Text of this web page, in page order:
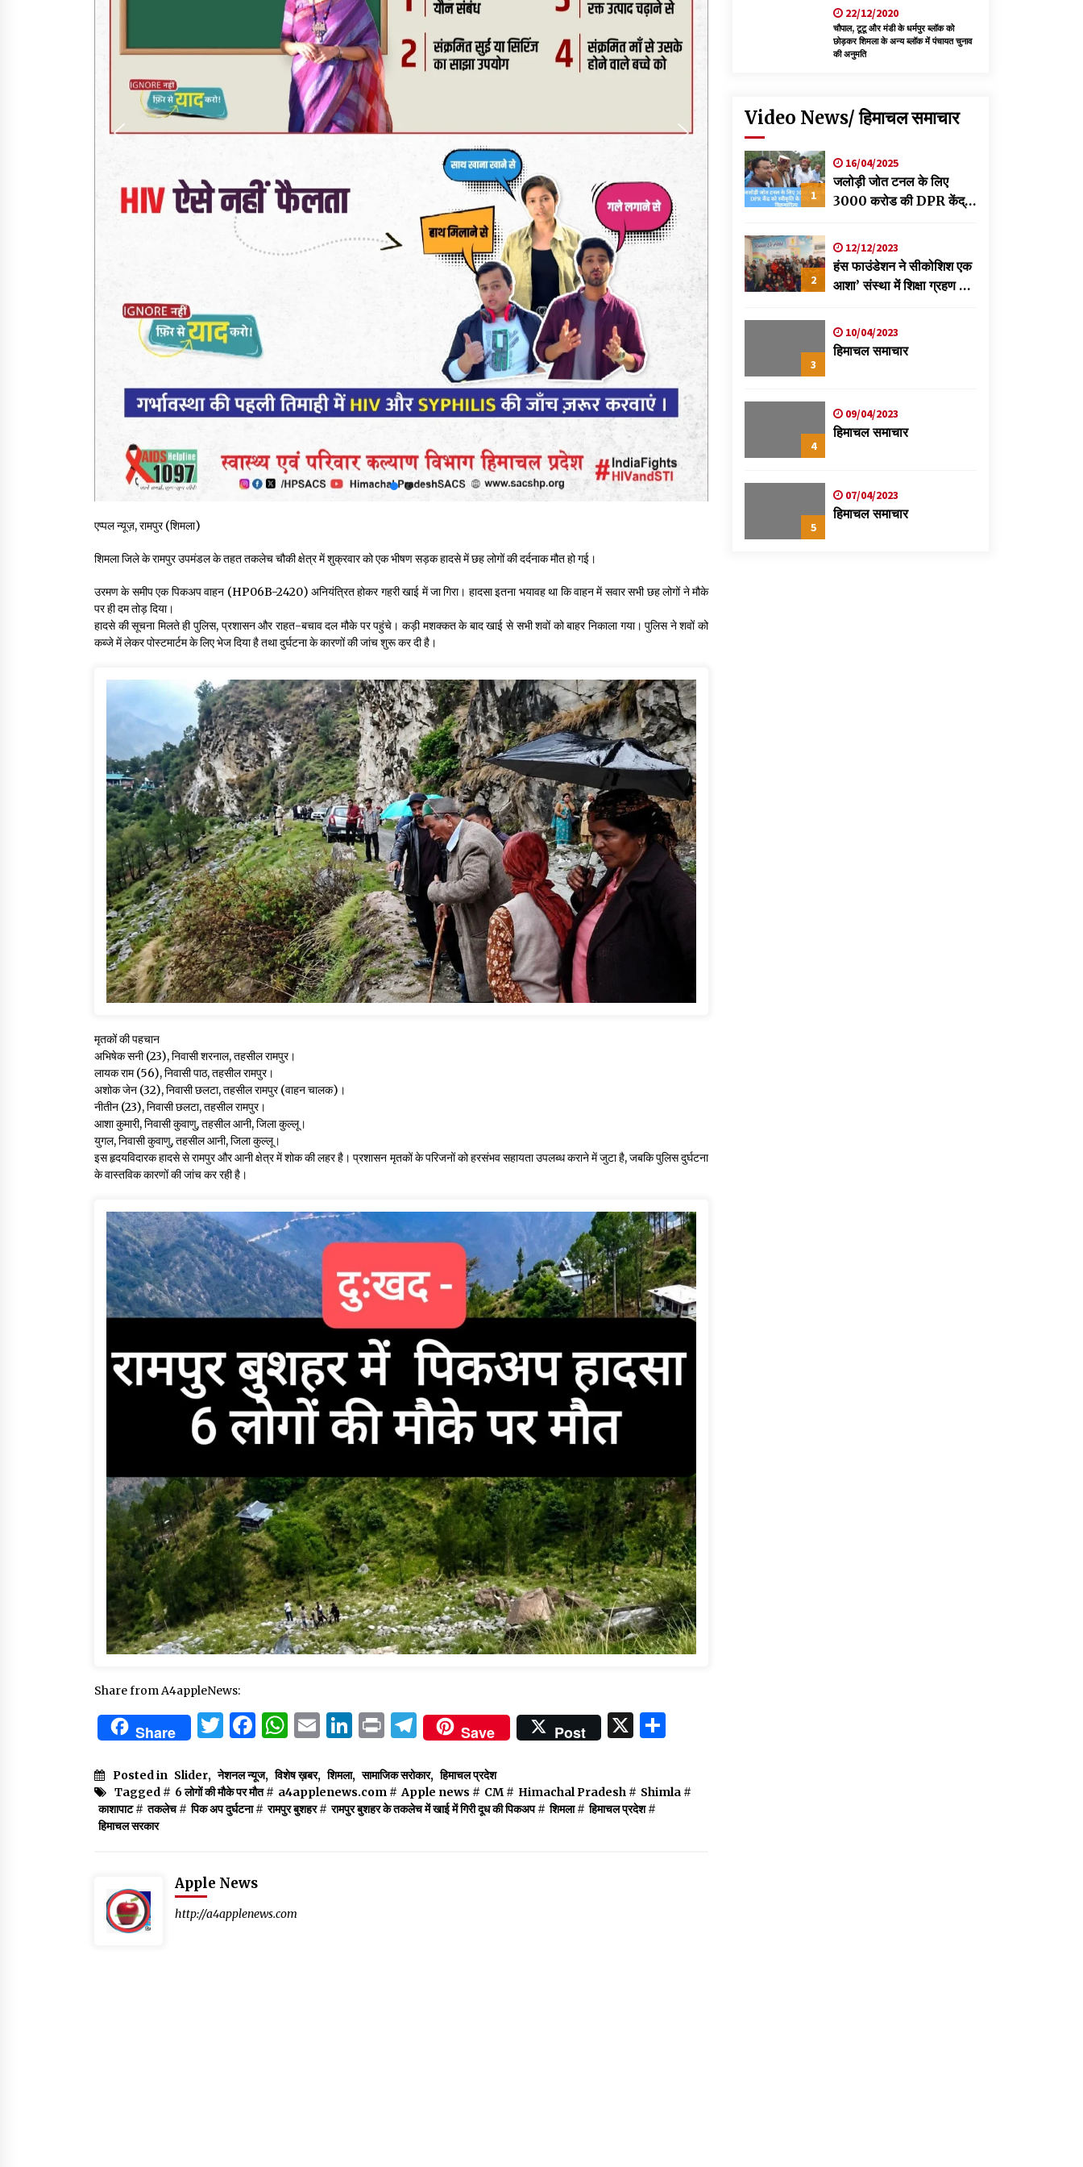
एप्पल न्यूज़, रामपुर (शिमला)
शिमला जिले के रामपुर उपमंडल के तहत तकलेच चौकी क्षेत्र में शुक्रवार को एक भीषण सड़क हादसे में छह लोगों की दर्दनाक मौत हो गई।
उरमण के समीप एक पिकअप वाहन (HP06B-2420) अनियंत्रित होकर गहरी खाई में जा गिरा। हादसा इतना भयावह था कि वाहन में सवार सभी छह लोगों ने मौके
पर ही दम तोड़ दिया।
हादसे की सूचना मिलते ही पुलिस, प्रशासन और राहत-बचाव दल मौके पर पहुंचे। कड़ी मशक्कत के बाद खाई से सभी शवों को बाहर निकाला गया। पुलिस ने शवों को
कब्जे में लेकर पोस्टमार्टम के लिए भेज दिया है तथा दुर्घटना के कारणों की जांच शुरू कर दी है।
मृतकों की पहचान
अभिषेक सनी (23), निवासी शरनाल, तहसील रामपुर।
लायक राम (56), निवासी पाठ, तहसील रामपुर।
अशोक जेन (32), निवासी छलटा, तहसील रामपुर (वाहन चालक)।
नीतीन (23), निवासी छलटा, तहसील रामपुर।
आशा कुमारी, निवासी कुवाणु, तहसील आनी, जिला कुल्लू।
युगल, निवासी कुवाणु, तहसील आनी, जिला कुल्लू।
इस हृदयविदारक हादसे से रामपुर और आनी क्षेत्र में शोक की लहर है। प्रशासन मृतकों के परिजनों को हरसंभव सहायता उपलब्ध कराने में जुटा है, जबकि पुलिस दुर्घटना
के वास्तविक कारणों की जांच कर रही है।
Share from A4appleNews:
Share Twitter
Facebook
WhatsApp
EmailLinkedIn
PrintTelegram
Save Post X
Posted in Slider, नेशनल न्यूज, विशेष ख़बर, शिमला, सामाजिक सरोकार, हिमाचल प्रदेश
Tagged # 6 लोगों की मौके पर मौत# a4applenews.com # Apple news # CM# Himachal Pradesh # Shimla #
काशापाट# तकलेच# पिक अप दुर्घटना# रामपुर बुशहर# रामपुर बुशहर के तकलेच में खाई में गिरी दूध की पिकअप# शिमला# हिमाचल प्रदेश#
हिमाचल सरकार
Apple News
http://a4applenews.com
22/12/2020
चौपाल, टूटू और मंडी के धर्मपुर ब्लॉक को
छोड़कर शिमला के अन्य ब्लॉक में पंचायत चुनाव
की अनुमति
Video News/ हिमाचल समाचार
1
16/04/2025
जलोड़ी जोत टनल के लिए
3000 करोड की DPR केंद्र
विक्रमादित्य
2
12/12/2023
हंस फाउंडेशन ने सीकोशिश एक
आशा’ संस्था में शिक्षा ग्रहण कर
स्वास्थ्य शिविर
3
10/04/2023
हिमाचल समाचार
4
09/04/2023
हिमाचल समाचार
5
07/04/2023
हिमाचल समाचार